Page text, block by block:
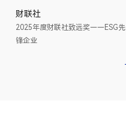
财联社
2025年度财联社致远奖——ESG先
锋企业